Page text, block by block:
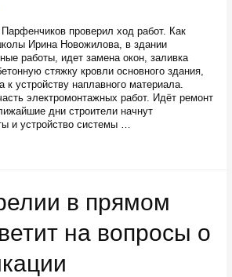
проверил ход работ. Как
Ирина Новожилова, в здании
работы, идет замена окон, заливка
стяжку кровли основного здания,
к устройству наплавного материала.
электромонтажных работ. Идёт ремонт
дни строители начнут
и устройство системы …
в прямом
на вопросы о